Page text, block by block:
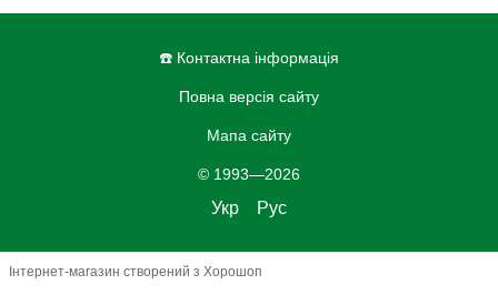
☎️ Контактна інформація
Повна версія сайту
Мапа сайту
© 1993—2026
Укр Рус
Інтернет-магазин створений з Хорошоп